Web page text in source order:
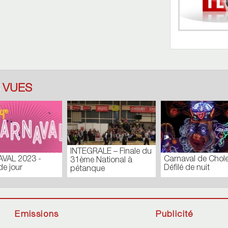
TOUR DES
COMMUNES_N171
CONSEIL MUNICIPAL
EXTRAORDINAIRE –
FÉVRIER 2019
Emissions Publicité